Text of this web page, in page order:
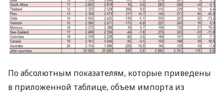
По абсолютным показателям, которые приведены
в приложенной таблице, объем импорта из